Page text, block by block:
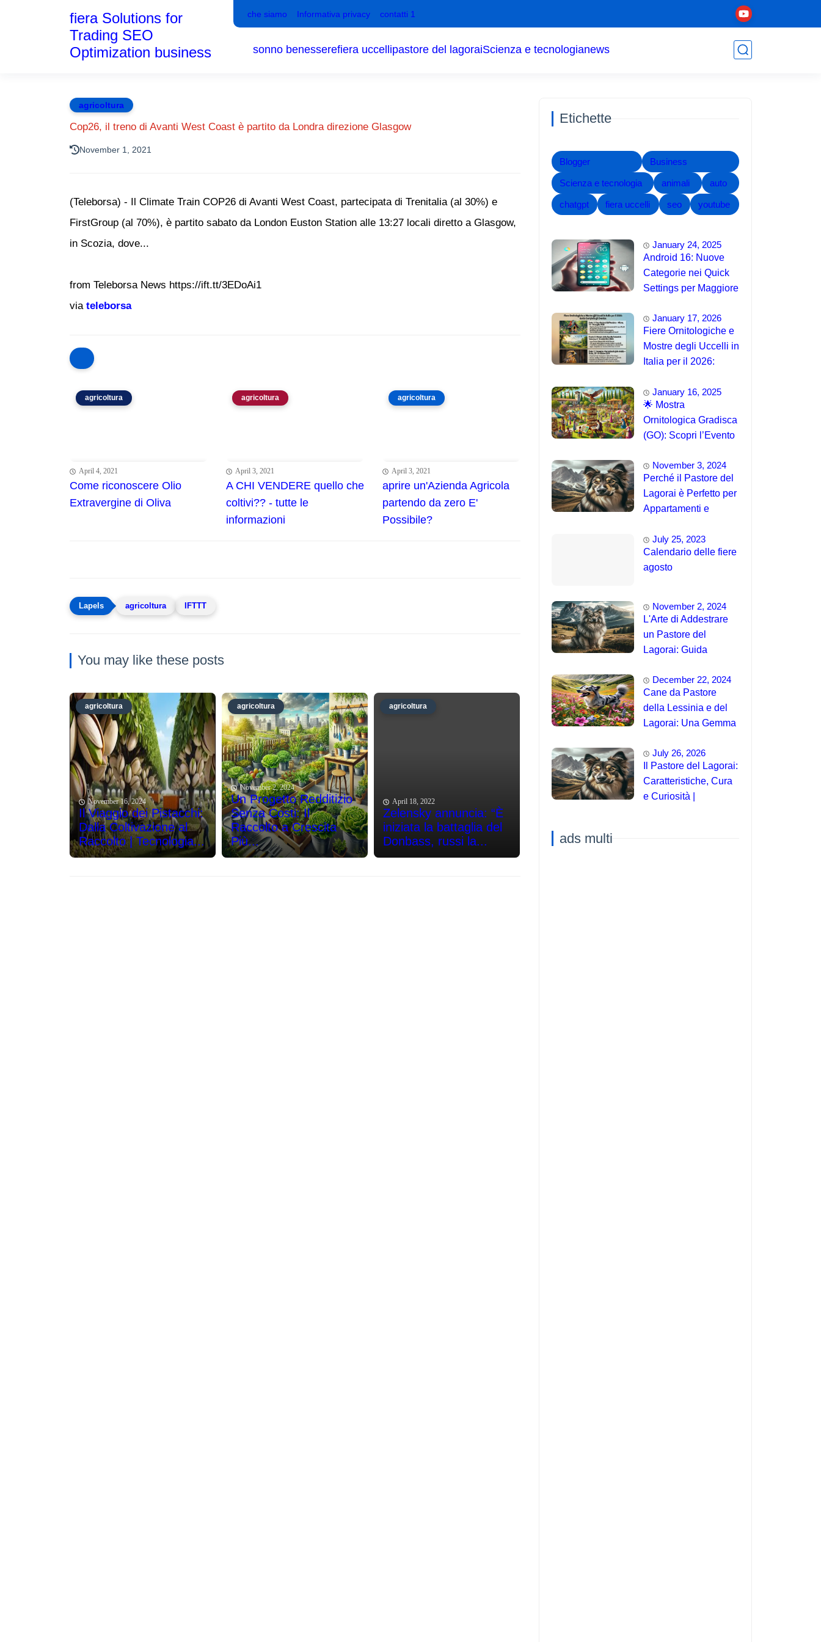
che siamo Informativa privacy contatti 1
fiera Solutions for
Trading SEO
Optimization business
sonno benesserefiera uccellipastore del lagoraiScienza e tecnologianews
agricoltura
Cop26, il treno di Avanti West Coast è partito da Londra direzione Glasgow
November 1, 2021
(Teleborsa) - Il Climate Train COP26 di Avanti West Coast, partecipata di Trenitalia (al 30%) e
FirstGroup (al 70%), è partito sabato da London Euston Station alle 13:27 locali diretto a Glasgow,
in Scozia, dove...
from Teleborsa News https://ift.tt/3EDoAi1
via teleborsa
agricoltura
April 4, 2021
Come riconoscere Olio
Extravergine di Oliva
agricoltura
April 3, 2021
A CHI VENDERE quello che
coltivi?? - tutte le
informazioni
agricoltura
April 3, 2021
aprire un'Azienda Agricola
partendo da zero E'
Possibile?
agricoltura IFTTT
You may like these posts
agricoltura
November 16, 2024
Il Viaggio dei Pistacchi:
Dalla Coltivazione al
Raccolto | Tecnologia...
agricoltura
November 2, 2024
Un Progetto Redditizio
Senza Costi: Il
Raccolto a Crescita
Più...
agricoltura
April 18, 2022
Zelensky annuncia: “È
iniziata la battaglia del
Donbass, russi la...
Etichette
Blogger Business
Scienza e tecnologia animali auto
chatgpt fiera uccelli seo youtube
January 24, 2025
Android 16: Nuove
Categorie nei Quick
Settings per Maggiore
January 17, 2026
Fiere Ornitologiche e
Mostre degli Uccelli in
Italia per il 2026:
Eventi 🐦
January 16, 2025
🌟 Mostra
Ornitologica Gradisca
(GO): Scopri l’Evento
November 3, 2024
Perché il Pastore del
Lagorai è Perfetto per
Appartamenti e
July 25, 2023
Calendario delle fiere
agosto
November 2, 2024
L'Arte di Addestrare
un Pastore del
Lagorai: Guida
Principianti
December 22, 2024
Cane da Pastore
della Lessinia e del
Lagorai: Una Gemma
July 26, 2026
Il Pastore del Lagorai:
Caratteristiche, Cura
e Curiosità |
ads multi